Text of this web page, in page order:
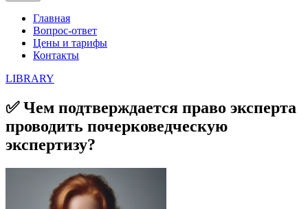
Главная
Вопрос-ответ
Цены и тарифы
Контакты
LIBRARY
✅ Чем подтверждается право эксперта
проводить почерковедческую
экспертизу?